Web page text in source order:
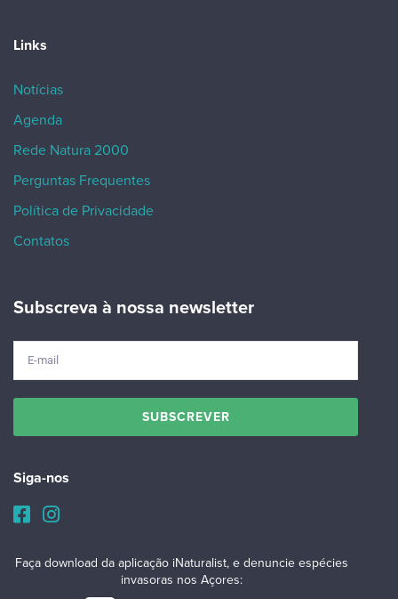
Links
Notícias
Agenda
Rede Natura 2000
Perguntas Frequentes
Política de Privacidade
Contatos
Subscreva à nossa newsletter
Siga-nos
Faça download da aplicação iNaturalist, e denuncie espécies
invasoras nos Açores: